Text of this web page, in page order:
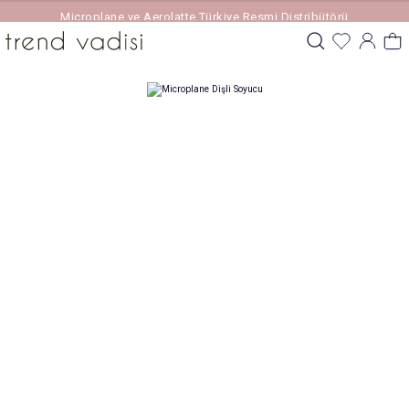
Microplane ve Aerolatte Türkiye Resmi Distribütörü